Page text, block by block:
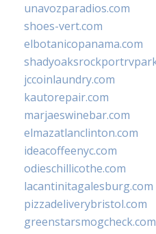
unavozparadios.com
shoes-vert.com
elbotanicopanama.com
jccoinlaundry.com
kautorepair.com
marjaeswinebar.com
elmazatlanclinton.com
ideacoffeenyc.com
odieschillicothe.com
lacantinitagalesburg.com
pizzadeliverybristol.com
greenstarsmogcheck.com